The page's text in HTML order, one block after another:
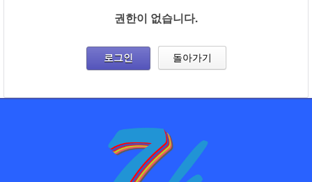
권한이 없습니다.
로그인 돌아가기